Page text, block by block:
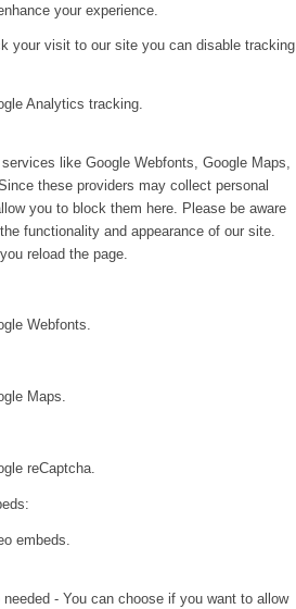
your experience.
your visit to our site you can disable tracking
Analytics tracking.
like Google Webfonts, Google Maps,
these providers may collect personal
you to block them here. Please be aware
functionality and appearance of our site.
reload the page.
Webfonts.
Maps.
reCaptcha.
embeds.
- You can choose if you want to allow